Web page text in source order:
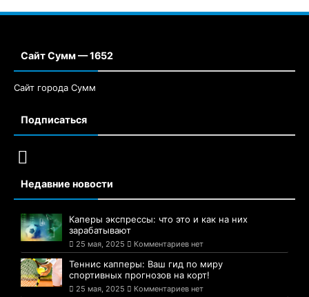
Сайт Сумм — 1652
Сайт города Сумм
Подписаться
Недавние новости
Каперы экспрессы: что это и как на них
зарабатывают
25 мая, 2025 Комментариев нет
Теннис капперы: Ваш гид по миру
спортивных прогнозов на корт!
25 мая, 2025 Комментариев нет